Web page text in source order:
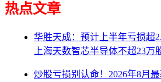
热点文章
华胜天成：预计上半年亏损超
上海天数智芯半导体不超23万
炒股亏损别认命！2026年8月